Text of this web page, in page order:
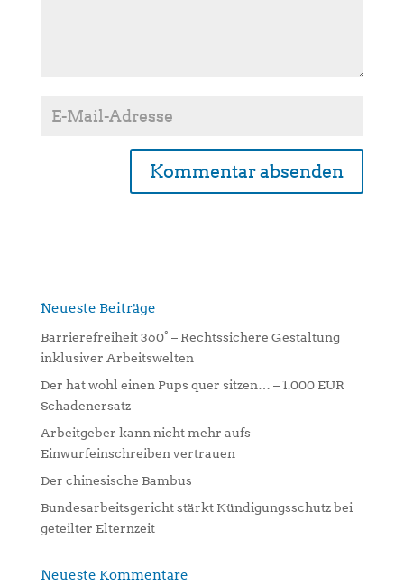
n
t
v
e
:
Neueste Beiträge
Barrierefreiheit 360° – Rechtssichere Gestaltung
inklusiver Arbeitswelten
Der hat wohl einen Pups quer sitzen… – 1.000 EUR
Schadenersatz
Arbeitgeber kann nicht mehr aufs
Einwurfeinschreiben vertrauen
Der chinesische Bambus
Bundesarbeitsgericht stärkt Kündigungsschutz bei
geteilter Elternzeit
Neueste Kommentare